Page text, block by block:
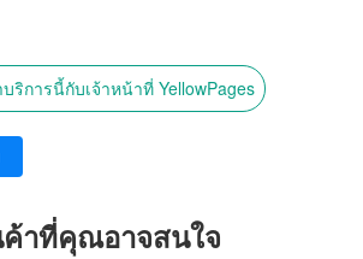
ริการนี้กับเจ้าหน้าที่ YellowPages
าที่คุณอาจสนใจ